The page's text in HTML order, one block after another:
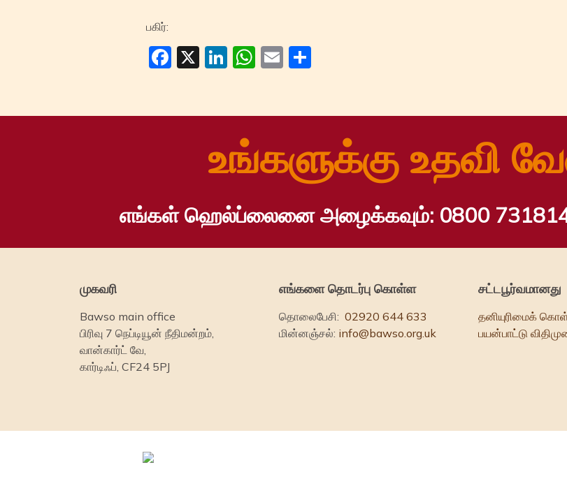
பகிர்:
Facebook
X LinkedIn
WhatsApp
Email
உங்களுக்கு உதவி
எங்கள் ஹெல்ப்லைனை அழைக்கவும்: 0800
முகவரி
Bawso main office
பிரிவு 7 நெப்டியூன் நீதிமன்றம்,
வான்கார்ட் வே,
கார்டிஃப், CF24 5PJ
எங்களை தொடர்பு கொள்ள
தொலைபேசி: 02920 644 633
மின்னஞ்சல்: info@bawso.org.uk
சட்டபூர்வமானது
தனியுரிமைக்
பயன்பாட்டு